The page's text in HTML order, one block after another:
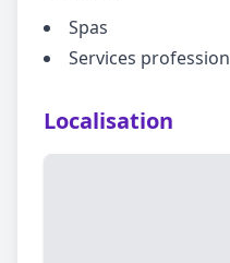
Spas
Services
Localisation